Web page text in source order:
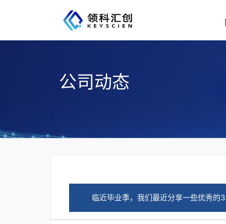
公司动态
临近毕业季，我们最近分享一些优秀的